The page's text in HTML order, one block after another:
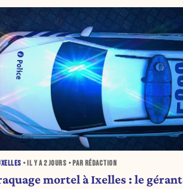
• IL Y A2 JOURS • PAR RÉDACTION
mortel à Ixelles : le gérant